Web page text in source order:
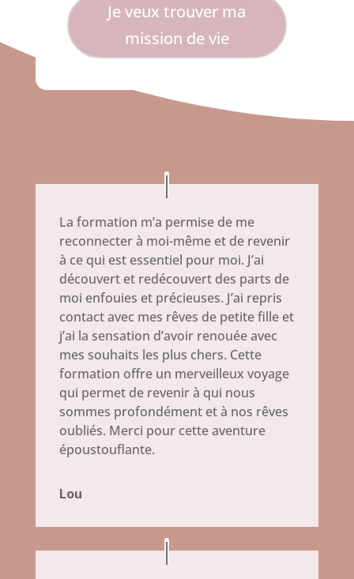
Je veux trouver ma
mission de vie
La formation m’a permise de me
reconnecter à moi-même et de revenir
à ce qui est essentiel pour moi. J’ai
découvert et redécouvert des parts de
moi enfouies et précieuses. J’ai repris
contact avec mes rêves de petite fille et
j’ai la sensation d’avoir renouée avec
mes souhaits les plus chers. Cette
formation offre un merveilleux voyage
qui permet de revenir à qui nous
sommes profondément et à nos rêves
oubliés. Merci pour cette aventure
époustouflante.
Lou